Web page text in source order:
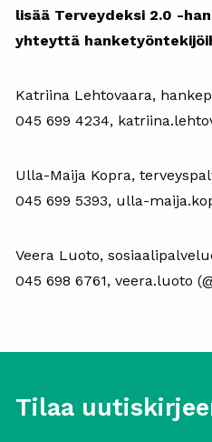
lisää Terveydeksi 2.0 -
yhteyttä
Katriina Lehtovaara,
045 699 4234,
Ulla-Maija Kopra,
045 699 5393, ulla-
Veera Luoto,
045 698 6761, veera.luoto
Tilaa